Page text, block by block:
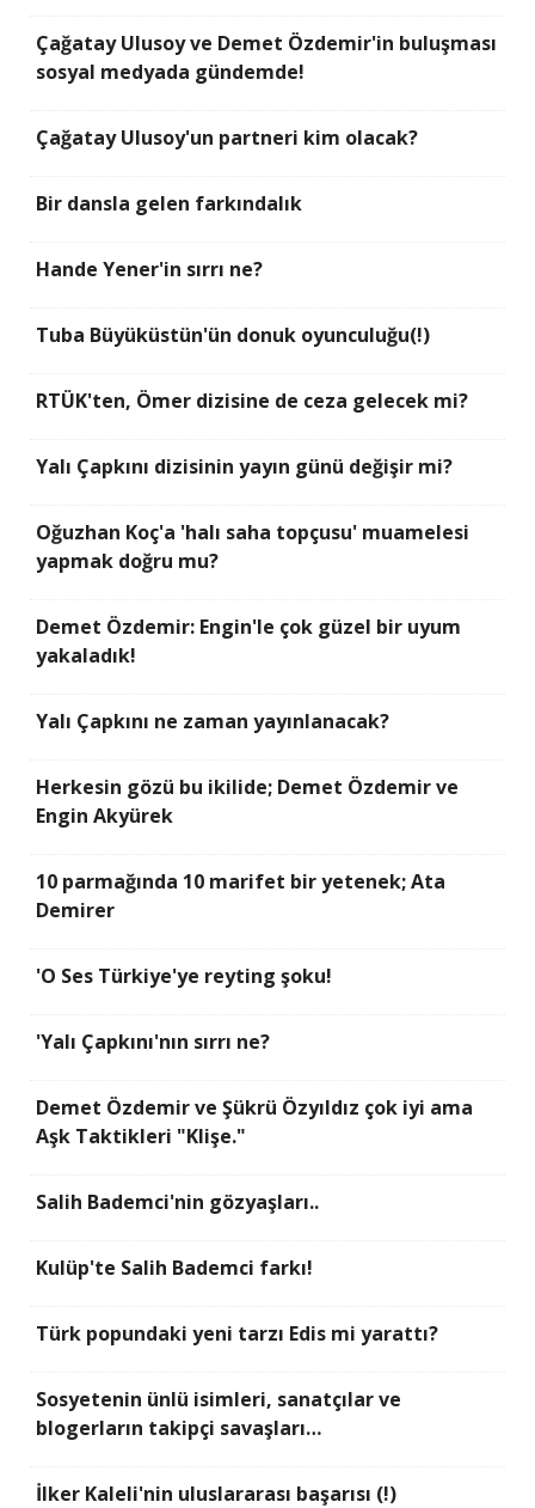
Çağatay Ulusoy ve Demet Özdemir'in buluşması
sosyal medyada gündemde!
Çağatay Ulusoy'un partneri kim olacak?
Bir dansla gelen farkındalık
Hande Yener'in sırrı ne?
Tuba Büyüküstün'ün donuk oyunculuğu(!)
RTÜK'ten, Ömer dizisine de ceza gelecek mi?
Yalı Çapkını dizisinin yayın günü değişir mi?
Oğuzhan Koç'a 'halı saha topçusu' muamelesi
yapmak doğru mu?
Demet Özdemir: Engin'le çok güzel bir uyum
yakaladık!
Yalı Çapkını ne zaman yayınlanacak?
Herkesin gözü bu ikilide; Demet Özdemir ve
Engin Akyürek
10 parmağında 10 marifet bir yetenek; Ata
Demirer
'O Ses Türkiye'ye reyting şoku!
'Yalı Çapkını'nın sırrı ne?
Demet Özdemir ve Şükrü Özyıldız çok iyi ama
Aşk Taktikleri "Klişe."
Salih Bademci'nin gözyaşları..
Kulüp'te Salih Bademci farkı!
Türk popundaki yeni tarzı Edis mi yarattı?
Sosyetenin ünlü isimleri, sanatçılar ve
blogerların takipçi savaşları…
İlker Kaleli'nin uluslararası başarısı (!)